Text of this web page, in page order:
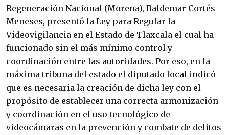
Regeneración Nacional (Morena), Baldemar Cortés
Meneses, presentó la Ley para Regular la
Videovigilancia en el Estado de Tlaxcala el cual ha
funcionado sin el más mínimo control y
coordinación entre las autoridades. Por eso, en la
máxima tribuna del estado el diputado local indicó
que es necesaria la creación de dicha ley con el
propósito de establecer una correcta armonización
y coordinación en el uso tecnológico de
videocámaras en la prevención y combate de delitos